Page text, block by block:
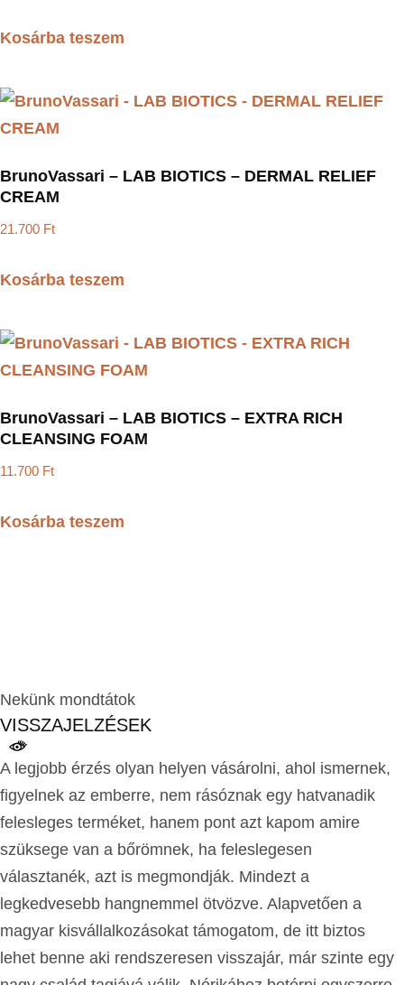
Kosárba teszem
BrunoVassari – LAB BIOTICS – DERMAL RELIEF
CREAM
21.700 Ft
Kosárba teszem
BrunoVassari – LAB BIOTICS – EXTRA RICH
CLEANSING FOAM
11.700 Ft
Kosárba teszem
Nekünk mondtátok
VISSZAJELZÉSEK
A legjobb érzés olyan helyen vásárolni, ahol ismernek,
figyelnek az emberre, nem rásóznak egy hatvanadik
felesleges terméket, hanem pont azt kapom amire
szüksege van a bőrömnek, ha feleslegesen
választanék, azt is megmondják. Mindezt a
legkedvesebb hangnemmel ötvözve. Alapvetően a
magyar kisvállalkozásokat támogatom, de itt biztos
lehet benne aki rendszeresen visszajár, már szinte egy